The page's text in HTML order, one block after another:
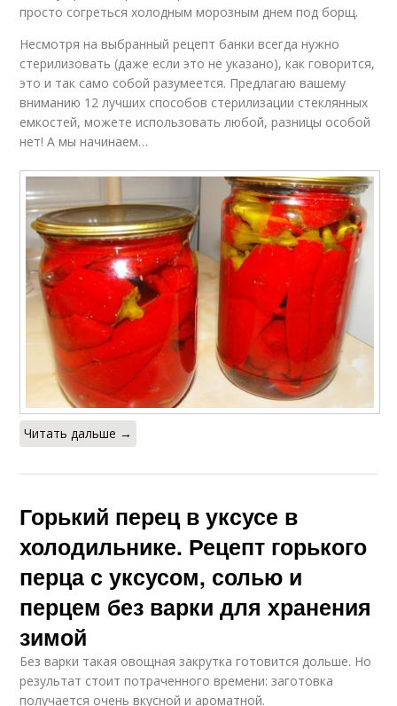
просто согреться холодным морозным днем под борщ.
Несмотря на выбранный рецепт банки всегда нужно
стерилизовать (даже если это не указано), как говорится,
это и так само собой разумеется. Предлагаю вашему
вниманию 12 лучших способов стерилизации стеклянных
емкостей, можете использовать любой, разницы особой
нет! А мы начинаем…
Читать дальше →
Горький перец в уксусе в
холодильнике. Рецепт горького
перца с уксусом, солью и
перцем без варки для хранения
зимой
Без варки такая овощная закрутка готовится дольше. Но
результат стоит потраченного времени: заготовка
получается очень вкусной и ароматной.